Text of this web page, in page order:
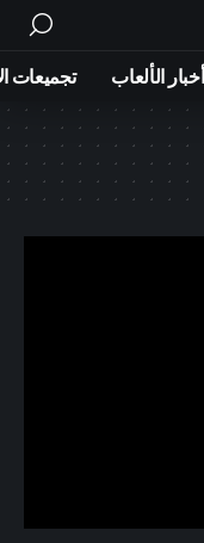
أخبار الألعاب تجميعات